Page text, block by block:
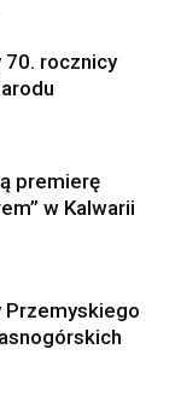
70. rocznicy
premierę
w Kalwarii